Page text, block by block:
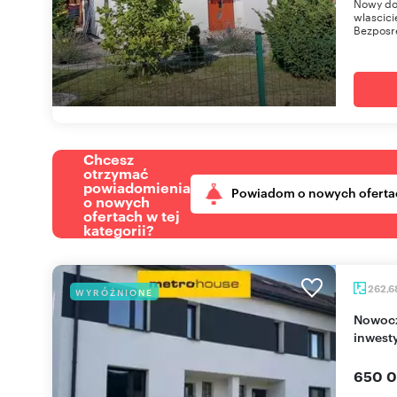
Chcesz
otrzymać
powiadomienia
o nowych
ofertach w tej
kategorii?
Powiadom o nowych
WYRÓŻNIONE
Nowoczesny segment z potencjałem
650